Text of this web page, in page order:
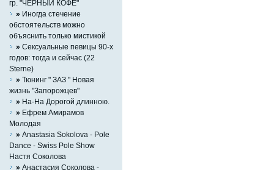
гр. "ЧЕРНЫЙ КОФЕ"
» Иногда стечение
обстоятельств можно
объяснить только мистикой
» Сексуальные певицы 90-х
годов: тогда и сейчас (22
Sterne)
» Тюнинг " ЗАЗ " Новая
жизнь "Запорожцев"
» На-На Дорогой длинною.
» Ефрем Амирамов
Молодая
» Anastasia Sokolova - Pole
Dance - Swiss Pole Show
Настя Соколова
» Анастасия Соколова -